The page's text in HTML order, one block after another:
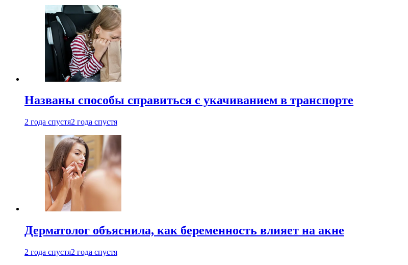
Названы способы справиться с укачиванием в транспорте
2 года спустя2 года спустя
Дерматолог объяснила, как беременность влияет на акне
2 года спустя2 года спустя